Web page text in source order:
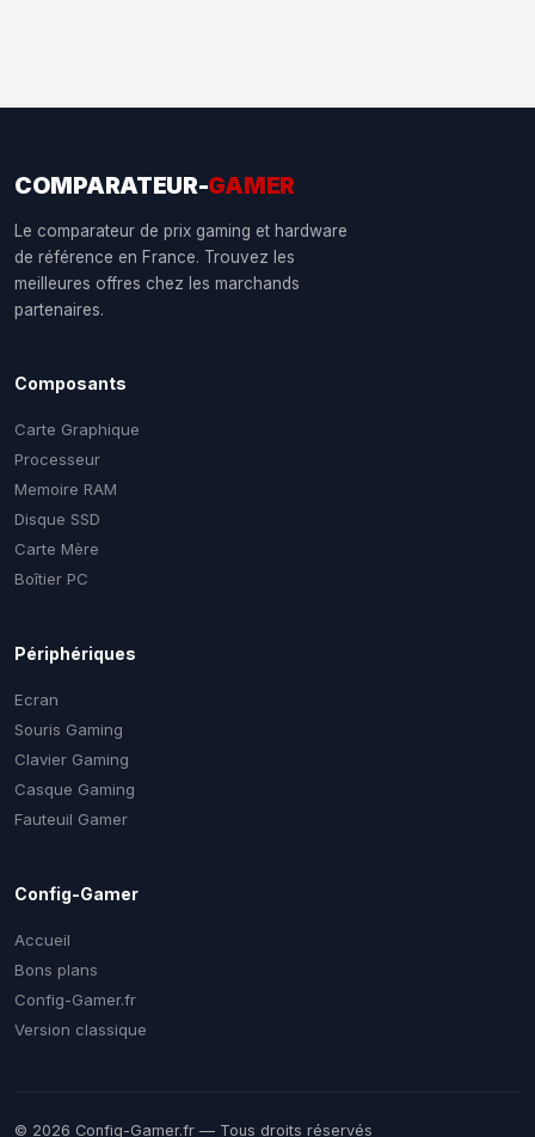
COMPARATEUR-GAMER
Le comparateur de prix gaming et hardware
de référence en France. Trouvez les
meilleures offres chez les marchands
partenaires.
Composants
Carte Graphique
Processeur
Memoire RAM
Disque SSD
Carte Mère
Boîtier PC
Périphériques
Ecran
Souris Gaming
Clavier Gaming
Casque Gaming
Fauteuil Gamer
Config-Gamer
Accueil
Bons plans
Config-Gamer.fr
Version classique
© 2026 Config-Gamer.fr — Tous droits réservés